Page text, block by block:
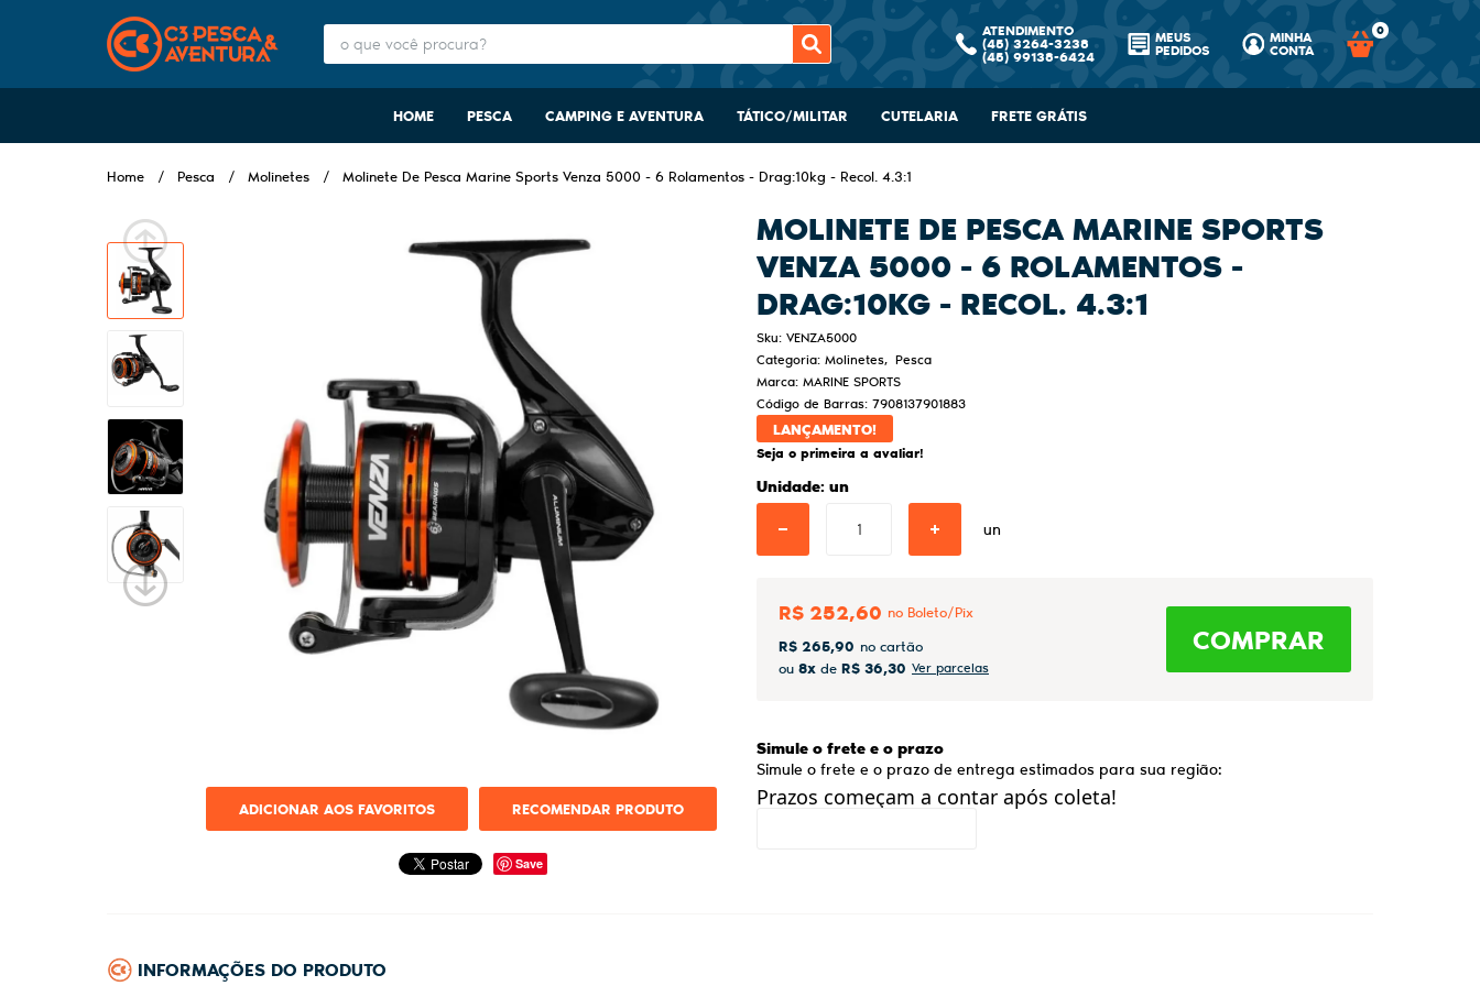
ATENDIMENTO
(45)3264-3238
(45)99138-6424
MEUS
PEDIDOS
MINHA
CONTA
0
HOME PESCA CAMPING E AVENTURA TÁTICO/MILITAR CUTELARIA FRETE GRÁTIS
Home Pesca Molinetes Molinete De Pesca Marine Sports Venza 5000 - 6 Rolamentos - Drag:10kg - Recol. 4.3:1
ADICIONAR AOS FAVORITOS RECOMENDAR PRODUTO
Save
MOLINETE DE PESCA MARINE SPORTS
VENZA 5000 - 6 ROLAMENTOS -
DRAG:10KG - RECOL. 4.3:1
Sku: VENZA5000
Categoria: Molinetes Pesca
Marca: MARINE SPORTS
Código de Barras: 7908137901883
LANÇAMENTO!
Seja o primeira a avaliar!
Unidade: un
un
R$ 265,90
R$ 252,60
ou 8x de R$ 36,30 Ver parcelas
COMPRAR
Simule o frete e o prazo
Simule o frete e o prazo de entrega estimados para sua região:
Prazos começam a contar após coleta!
INFORMAÇÕES DO PRODUTO